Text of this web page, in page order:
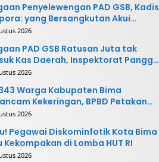
Penyelewengan PAD GSB, Kadis
yang Bersangkutan Akui
dan Siap
2026
PAD GSB Ratusan Juta tak
Kas Daerah, Inspektorat Panggil
Terkait
2026
Warga Kabupaten Bima
Kekeringan, BPBD Petakan
Rawan
2026
Pegawai Diskominfotik Kota Bima
Kekompakan di Lomba HUT RI
2026